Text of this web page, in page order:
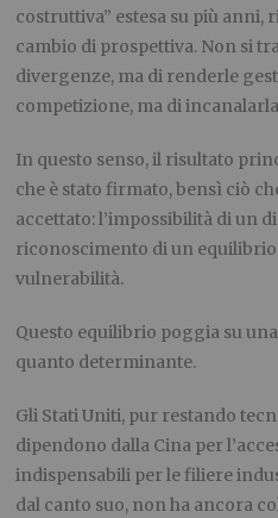
costruttiva” estesa su più anni,
cambio di prospettiva. Non si
divergenze, ma di renderle
competizione, ma di
In questo senso, il risultato
che è stato firmato, bensì ciò
accettato: l’impossibilità di un
riconoscimento di un
vulnerabilità.
Questo equilibrio poggia su
quanto determinante.
Gli Stati Uniti, pur restando
dipendono dalla Cina per
indispensabili per le filiere
dal canto suo, non ha ancora